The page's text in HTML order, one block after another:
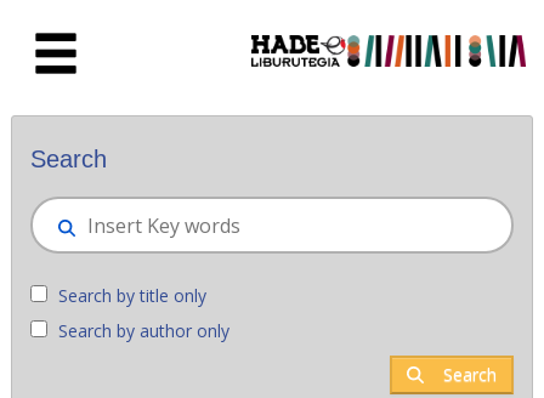
New books - Liburutegia
Search
Search by title only
Search by author only
Search